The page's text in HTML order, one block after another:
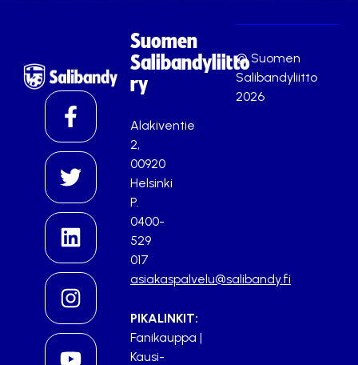
Suomen
Salibandyliitto
ry
Alakiventie
2,
00920
Helsinki
P.
0400-
529
017
asiakaspalvelu@salibandy.fi
PIKALINKIT:
Fanikauppa |
Kausi-
© Suomen
Salibandyliitto
2026